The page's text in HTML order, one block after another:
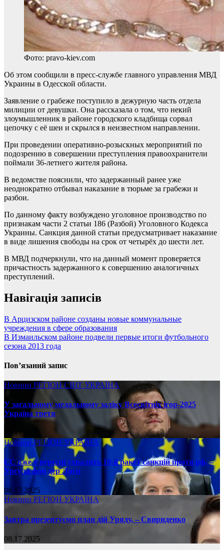
Фото: pravo-kiev.com
Об этом сообщили в пресс-службе главного управления МВД
Украины в Одесской области.
Заявление о грабеже поступило в дежурную часть отдела
милиции от девушки. Она рассказала о том, что некий
злоумышленник в районе городского кладбища сорвал
цепочку с её шеи и скрылся в неизвестном направлении.
При проведении оперативно-розыскных мероприятий по
подозрению в совершении преступления правоохранители
поймали 36-летнего жителя района.
В ведомстве пояснили, что задержанный ранее уже
неоднократно отбывал наказание в тюрьме за грабежи и
разбои.
По данному факту возбуждено уголовное производство по
признакам части 2 статьи 186 (Разбой) Уголовного Кодекса
Украины. Санкция данной статьи предусматривает наказание
в виде лишения свободы на срок от четырёх до шести лет.
В МВД подчеркнули, что на данный момент проверяется
причастность задержанного к совершению аналогичных
преступлений.
Навігація записів
В Арцизском районе созданы новые коммунальные
учреждения в сфере образования
В Измаильском районе подвели первые итоги футбольного
сезона 2013 года
Пов’язаний запис
Новини РЕГІОНСВІТ УКРАЇНА
У загальному медальному заліку Всесвітніх ігор-2025
Україна третя
08.17.2025
НовиниРЕГІОН УКРАЇНА
ЄС вже у вересні ухвалить 19-й ракет санкцій проти рф, –
Урсула фон дер Ляєн
08.17.2025
Новини РЕГІОН УКРАЇНА
Завтра презентуємо план дій Уряду, – Свириденко
08.17.2025